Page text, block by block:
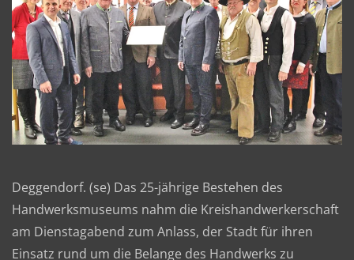
Deggendorf. (se) Das 25-jährige Bestehen des
Handwerksmuseums nahm die Kreishandwerkerschaft
am Dienstagabend zum Anlass, der Stadt für ihren
Einsatz rund um die Belange des Handwerks zu